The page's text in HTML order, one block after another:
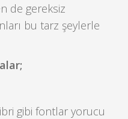
de gereksiz
bu tarz şeylerle
gibi fontlar yorucu